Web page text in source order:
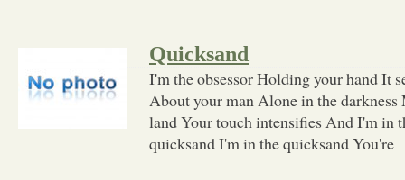
Quicksand
I'm the obsessor Holding your hand It
About your man Alone in the
land Your touch intensifies And I'm in
quicksand I'm in the quicksand You're